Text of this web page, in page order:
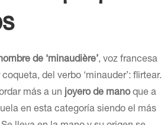
de ‘minaudière’, voz francesa
del verbo ‘minauder’: flirtear.
más a un joyero de manoque a
en esta categoría siendo el más